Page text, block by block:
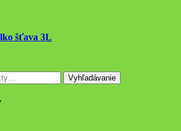
šťava 3L
Vyhľadávanie